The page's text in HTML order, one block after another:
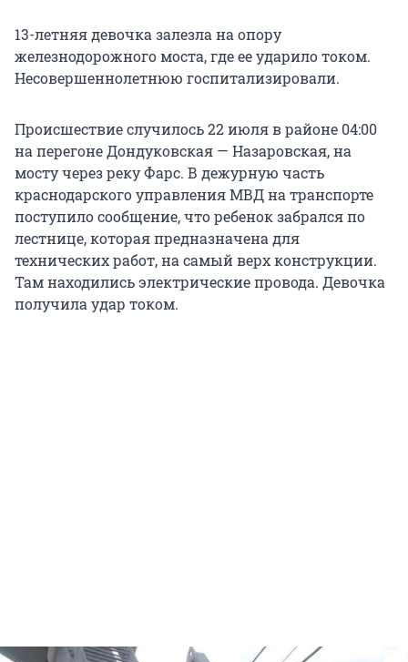
13-летняя девочка залезла на опору
железнодорожного моста, где ее ударило током.
Несовершеннолетнюю госпитализировали.
Происшествие случилось 22 июля в районе 04:00
на перегоне Дондуковская — Назаровская, на
мосту через реку Фарс. В дежурную часть
краснодарского управления МВД на транспорте
поступило сообщение, что ребенок забрался по
лестнице, которая предназначена для
технических работ, на самый верх конструкции.
Там находились электрические провода. Девочка
получила удар током.